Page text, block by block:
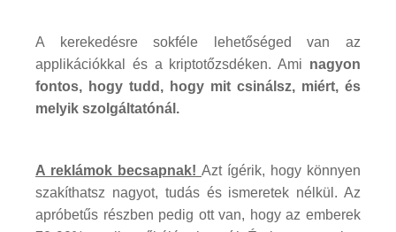
A kerekedésre sokféle lehetőséged van az
applikációkkal és a kriptotőzsdéken. Ami nagyon
fontos, hogy tudd, hogy mit csinálsz, miért, és
melyik szolgáltatónál.
A reklámok becsapnak! Azt ígérik, hogy könnyen
szakíthatsz nagyot, tudás és ismeretek nélkül. Az
apróbetűs részben pedig ott van, hogy az emberek